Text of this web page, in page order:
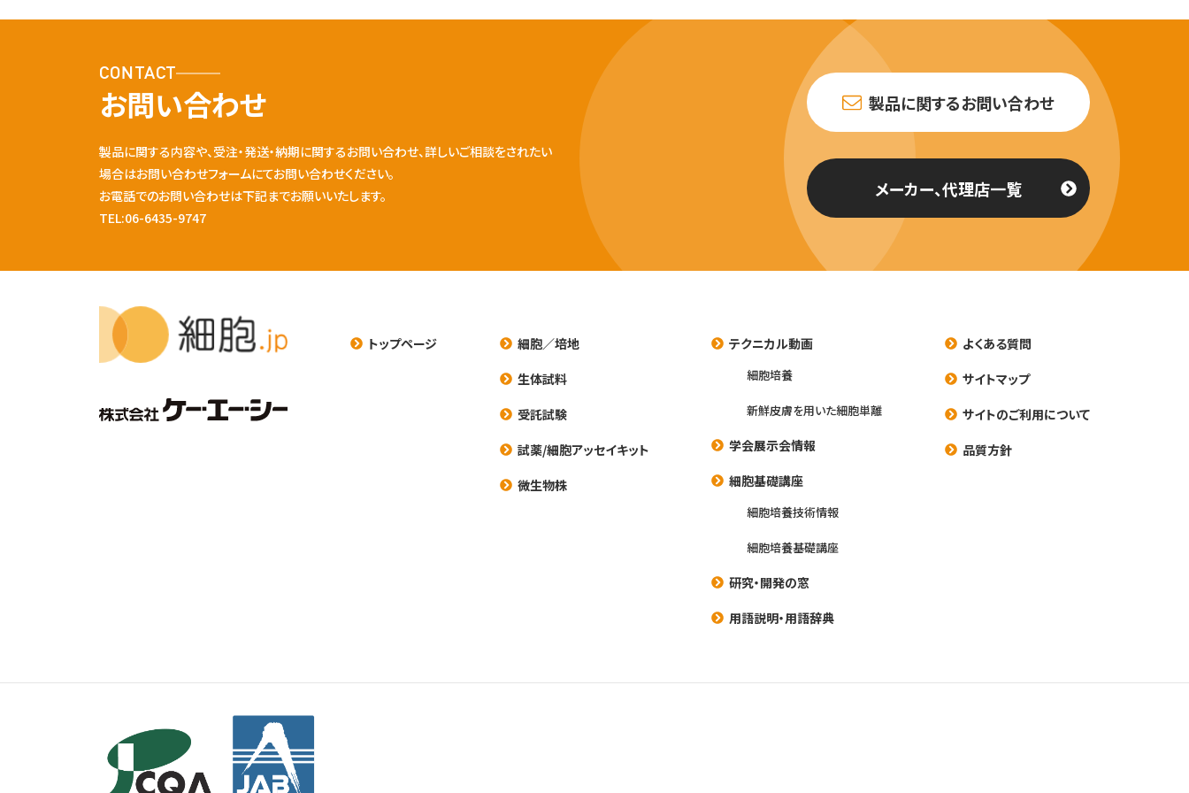
CONTACT
お問い合わせ
製品に関する内容や、受注・発送・納期に関するお問い合わせ、詳しいご相談をされたい
場合はお問い合わせフォームにてお問い合わせください。
お電話でのお問い合わせは下記までお願いいたします。
TEL:06-6435-9747
製品に関するお問い合わせ
メーカー、代理店一覧
トップページ
細胞／培地
生体試料
受託試験
試薬/細胞アッセイキット
微生物株
テクニカル動画
細胞培養
新鮮皮膚を用いた細胞単離
学会展示会情報
細胞基礎講座
細胞培養技術情報
細胞培養基礎講座
研究・開発の窓
用語説明・用語辞典
よくある質問
サイトマップ
サイトのご利用について
品質方針